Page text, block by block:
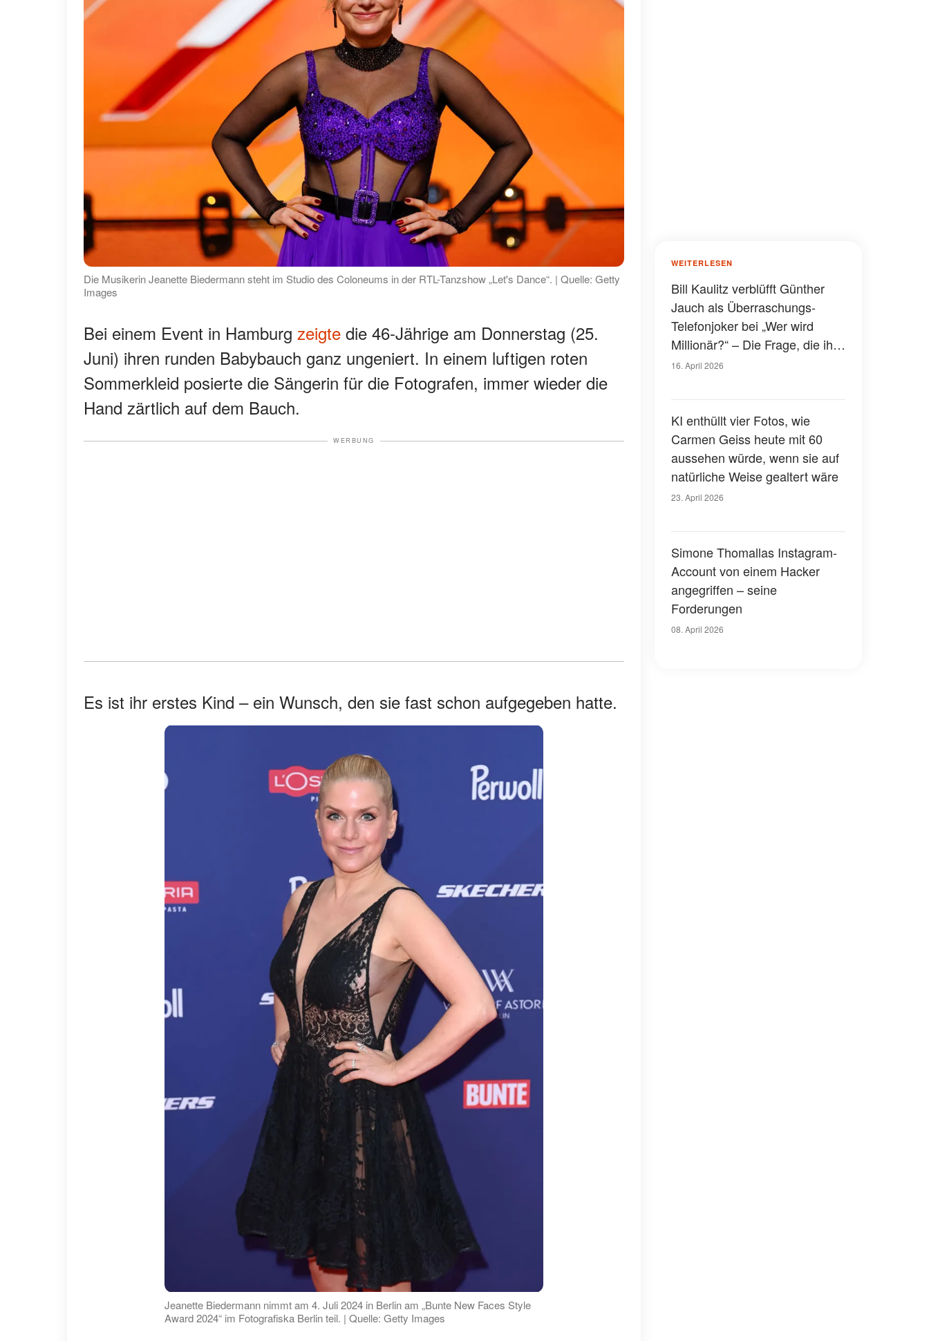
Die Musikerin Jeanette Biedermann steht im Studio des Coloneums in der RTL-Tanzshow „Let's Dance“. | Quelle: Getty
Images
Bei einem Event in Hamburg zeigte die 46-Jährige am Donnerstag (25.
Juni) ihren runden Babybauch ganz ungeniert. In einem luftigen roten
Sommerkleid posierte die Sängerin für die Fotografen, immer wieder die
Hand zärtlich auf dem Bauch.
WERBUNG
Es ist ihr erstes Kind – ein Wunsch, den sie fast schon aufgegeben hatte.
Jeanette Biedermann nimmt am 4. Juli 2024 in Berlin am „Bunte New Faces Style
Award 2024“ im Fotografiska Berlin teil. | Quelle: Getty Images
WEITERLESEN
Bill Kaulitz verblüfft Günther
Jauch als Überraschungs-
Telefonjoker bei „Wer wird
Millionär?“ – Die Frage, die ihm
gestellt wurde
16. April 2026
KI enthüllt vier Fotos, wie
Carmen Geiss heute mit 60
aussehen würde, wenn sie auf
natürliche Weise gealtert wäre
23. April 2026
Simone Thomallas Instagram-
Account von einem Hacker
angegriffen – seine
Forderungen
08. April 2026